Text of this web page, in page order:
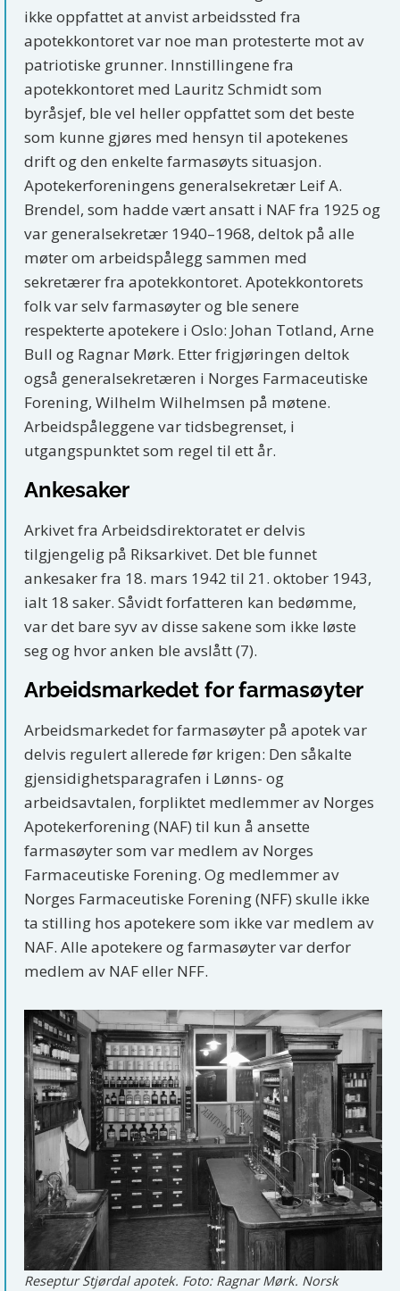
ikke oppfattet at anvist arbeidssted fra
apotekkontoret var noe man protesterte mot av
patriotiske grunner. Innstillingene fra
apotekkontoret med Lauritz Schmidt som
byråsjef, ble vel heller oppfattet som det beste
som kunne gjøres med hensyn til apotekenes
drift og den enkelte farmasøyts situasjon.
Apotekerforeningens generalsekretær Leif A.
Brendel, som hadde vært ansatt i NAF fra 1925 og
var generalsekretær 1940–1968, deltok på alle
møter om arbeidspålegg sammen med
sekretærer fra apotekkontoret. Apotekkontorets
folk var selv farmasøyter og ble senere
respekterte apotekere i Oslo: Johan Totland, Arne
Bull og Ragnar Mørk. Etter frigjøringen deltok
også generalsekretæren i Norges Farmaceutiske
Forening, Wilhelm Wilhelmsen på møtene.
Arbeidspåleggene var tidsbegrenset, i
utgangspunktet som regel til ett år.
Ankesaker
Arkivet fra Arbeidsdirektoratet er delvis
tilgjengelig på Riksarkivet. Det ble funnet
ankesaker fra 18. mars 1942 til 21. oktober 1943,
ialt 18 saker. Såvidt forfatteren kan bedømme,
var det bare syv av disse sakene som ikke løste
seg og hvor anken ble avslått (7).
Arbeidsmarkedet for farmasøyter
Arbeidsmarkedet for farmasøyter på apotek var
delvis regulert allerede før krigen: Den såkalte
gjensidighetsparagrafen i Lønns- og
arbeidsavtalen, forpliktet medlemmer av Norges
Apotekerforening (NAF) til kun å ansette
farmasøyter som var medlem av Norges
Farmaceutiske Forening. Og medlemmer av
Norges Farmaceutiske Forening (NFF) skulle ikke
ta stilling hos apotekere som ikke var medlem av
NAF. Alle apotekere og farmasøyter var derfor
medlem av NAF eller NFF.
Reseptur Stjørdal apotek. Foto: Ragnar Mørk. Norsk